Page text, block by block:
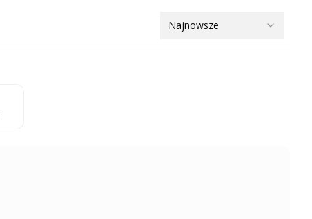
Najnowsze